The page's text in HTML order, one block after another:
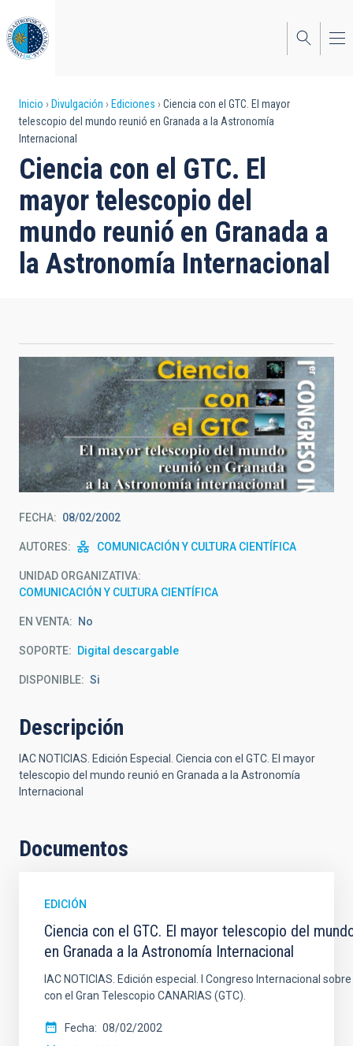
al
contenido
principal
Sobrescribir
enlaces
de
ayuda
a
la
navegación
Inicio Divulgación Ediciones
Ciencia con el GTC. El mayor
telescopio del mundo reunió en Granada a la Astronomía
Internacional
Ciencia con el GTC. El
mayor telescopio del
mundo reunió en Granada a
la Astronomía Internacional
FECHA 08/02/2002
AUTORES COMUNICACIÓN Y CULTURA CIENTÍFICA
UNIDAD ORGANIZATIVA
COMUNICACIÓN Y CULTURA CIENTÍFICA
EN VENTA No
SOPORTE Digital descargable
DISPONIBLE Si
Descripción
IAC NOTICIAS. Edición Especial. Ciencia con el GTC. El mayor
telescopio del mundo reunió en Granada a la Astronomía
Internacional
Documentos
EDICIÓN
Ciencia con el GTC. El mayor telescopio del
en Granada a la Astronomía Internacional
IAC NOTICIAS. Edición especial. I Congreso Internacional
con el Gran Telescopio CANARIAS (GTC).
Fecha
08/02/2002